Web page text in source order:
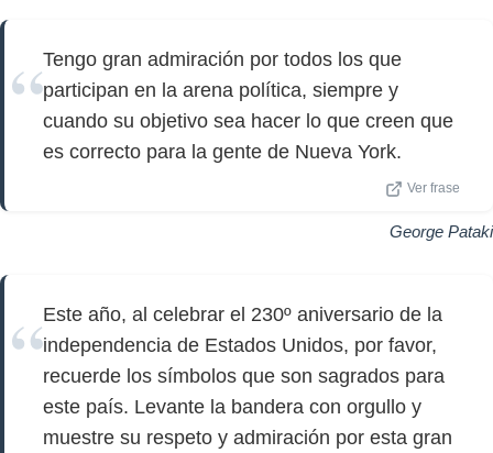
Tengo gran admiración por todos los que
participan en la arena política, siempre y
cuando su objetivo sea hacer lo que creen que
es correcto para la gente de Nueva York.
Ver frase
George Pataki
Este año, al celebrar el 230º aniversario de la
independencia de Estados Unidos, por favor,
recuerde los símbolos que son sagrados para
este país. Levante la bandera con orgullo y
muestre su respeto y admiración por esta gran